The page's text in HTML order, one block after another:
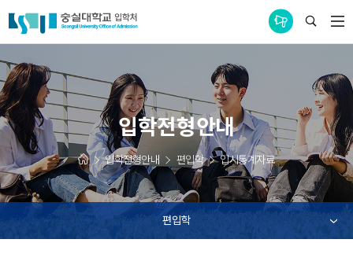
통합공지사항
입학전형안내
입학전형안내 편입학 입시통계자료
편입학